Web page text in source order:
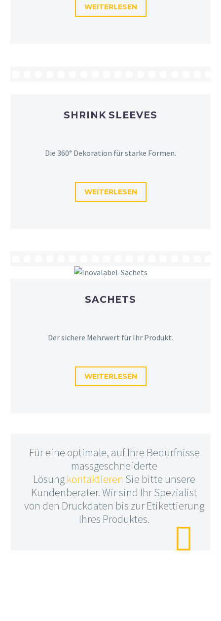
WEITERLESEN
SHRINK SLEEVES
Die 360° Dekoration für starke Formen.
WEITERLESEN
SACHETS
Der sichere Mehrwert für Ihr Produkt.
WEITERLESEN
Für eine optimale, auf Ihre Bedürfnisse
massgeschneiderte
Lösung kontaktieren Sie bitte unsere
Kundenberater. Wir sind Ihr Spezialist
von den Druckdaten bis zur Etikettierung
Ihres Produktes.
